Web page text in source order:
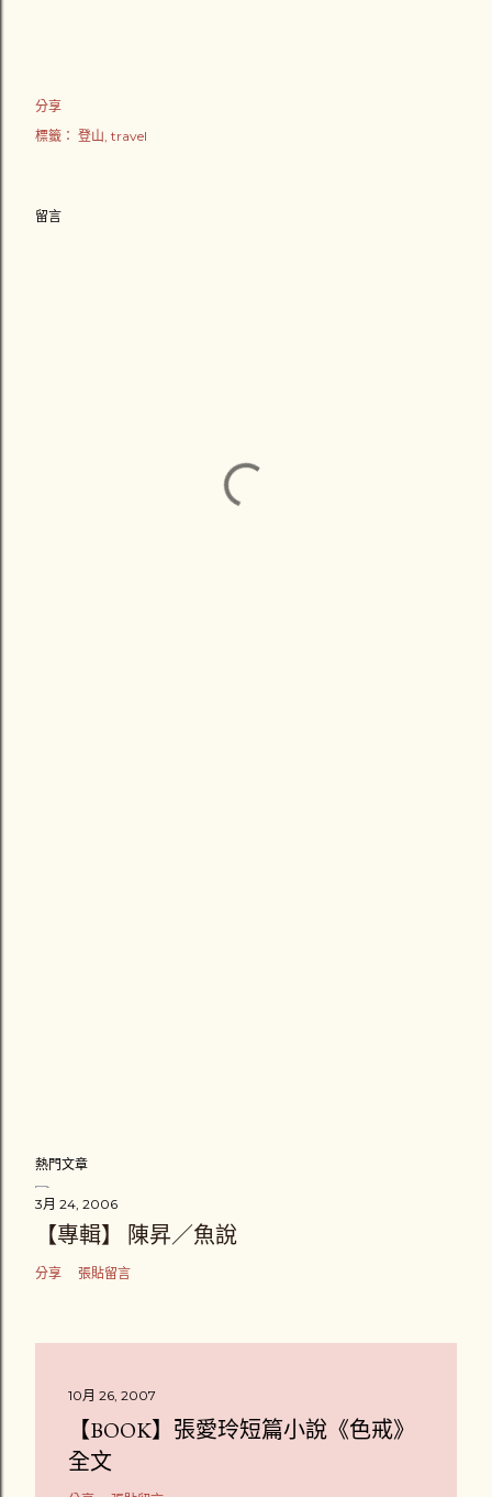
分享
標籤： 登山 travel
留言
熱門文章
3月 24, 2006
【專輯】 陳昇／魚說
分享 張貼留言
10月 26, 2007
【BOOK】張愛玲短篇小說《色戒》
全文